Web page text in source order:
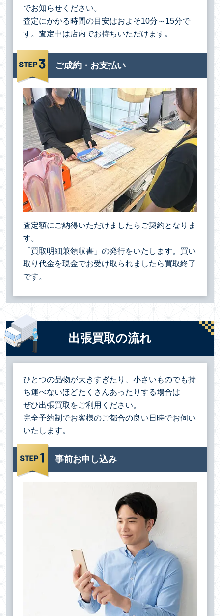
でお知らせください。
査定にかかる時間の目安はおよそ10分～15分で
す。査定中は店内でお待ちいただけます。
ご成約・お支払い
査定額にご納得いただけましたらご契約となりま
す。
「買取明細兼領収書」の発行をいたします。買い
取り代金を現金でお受け取られましたら買取終了
です。
出張買取の流れ
ひとつの品物が大きすぎたり、小さいものでも持
ち運べないほどたくさんあったりする場合は
ぜひ出張買取をご利用ください。
完全予約制でお客様のご都合の良い日時でお伺い
いたします。
事前お申し込み